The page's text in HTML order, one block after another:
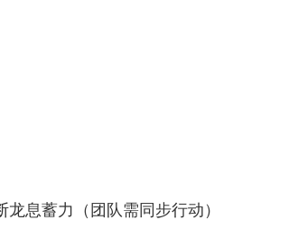
息蓄力（团队需同步行动）